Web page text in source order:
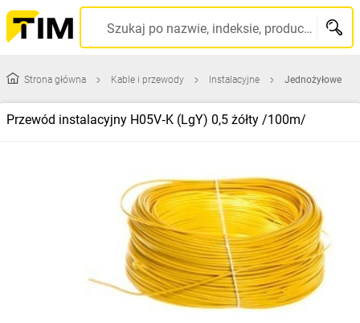
Szukaj po nazwie, indeksie, producencie, kodzie kreskowym...
Strona główna Kable i przewody Instalacyjne Jednożyłowe
Przewód instalacyjny H05V‑K (LgY) 0,5 żółty /100m/